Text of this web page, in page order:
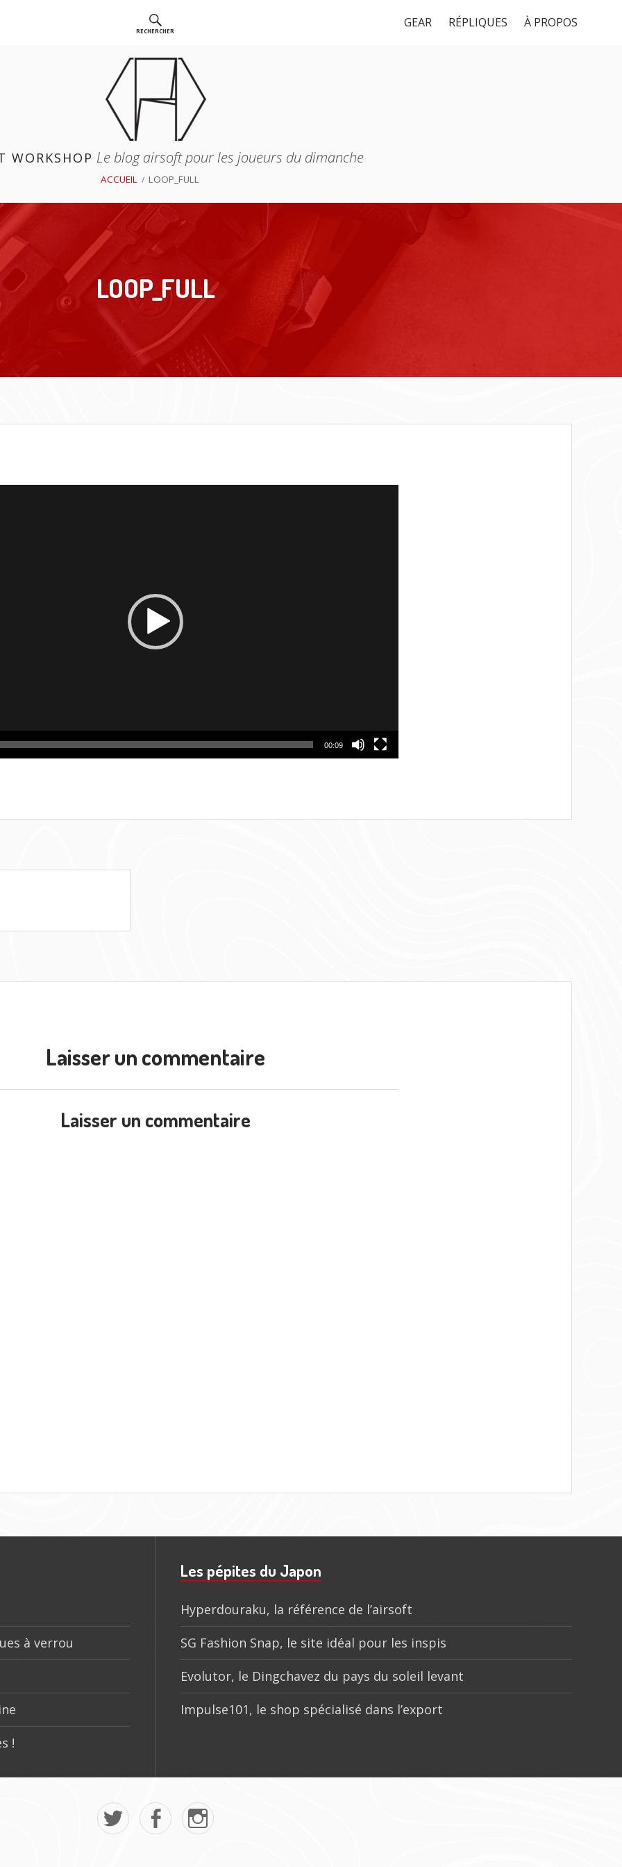
RECHERCHER
GEAR RÉPLIQUES À PROPOS
WORKSHOP Le blog airsoft pour les joueurs du dimanche
ACCUEIL LOOP_FULL
LOOP_FULL
00:09
Laisser un commentaire
Laisser un commentaire
à verrou
!
Les pépites du Japon
Hyperdouraku, la référence de l’airsoft
SG Fashion Snap, le site idéal pour les inspis
Evolutor, le Dingchavez du pays du soleil levant
Impulse101, le shop spécialisé dans l’export
Mon
twitter
La
page
Mon
instagram